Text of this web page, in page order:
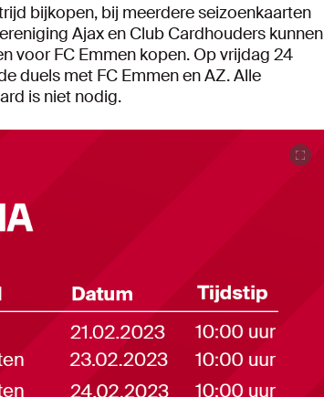
bijkopen, bij meerdere seizoenkaarten
Ajax en Club Cardhouders kunnen
voor FC Emmen kopen. Op vrijdag 24
duels met FC Emmen en AZ. Alle
is niet nodig.